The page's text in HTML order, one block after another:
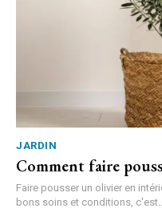
JARDIN
Comment faire
Faire pousser un olivier en
bons soins et conditions,